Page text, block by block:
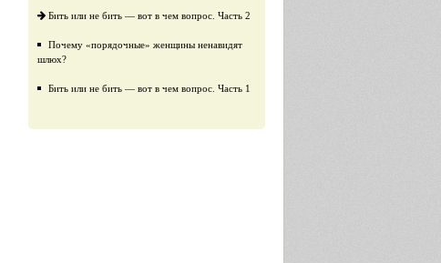
​Бить или не бить — вот в чем вопрос. Часть 2
Почему «порядочные» женщины ненавидят
шлюх?
Бить или не бить — вот в чем вопрос. Часть 1